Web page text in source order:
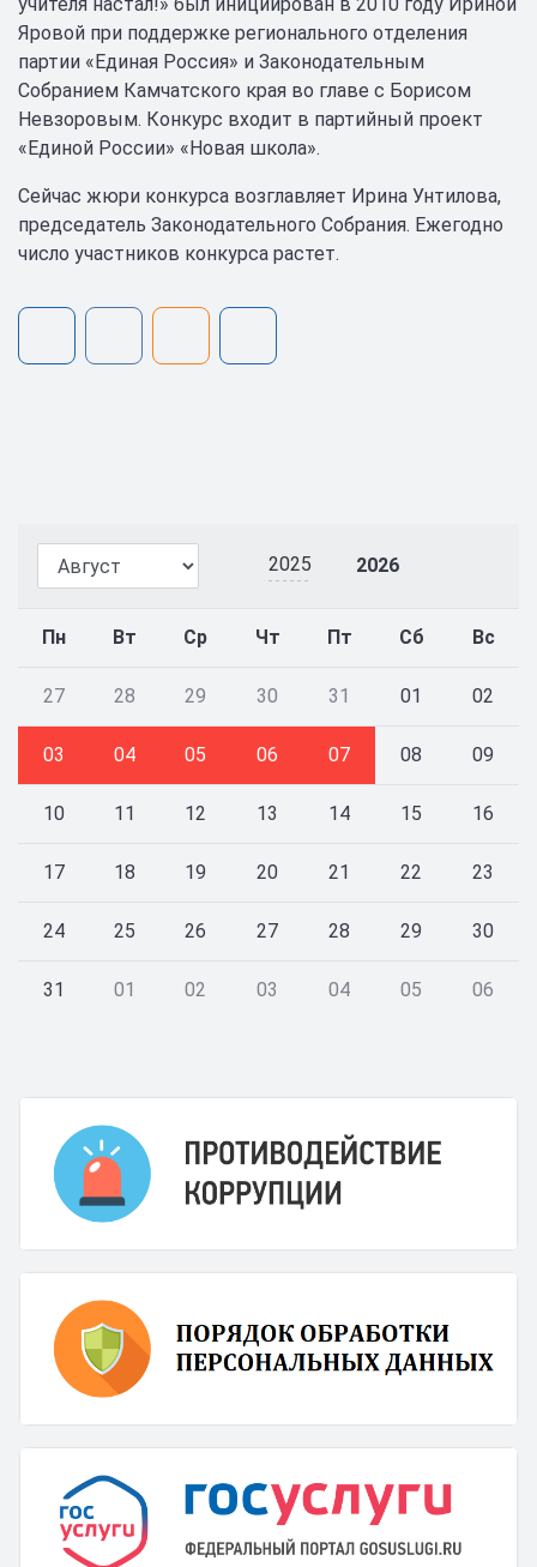
2025 2026
Пн Вт Ср Чт Пт Сб Вс
27 28 29 30 31 01 02
03 04 05 06 07 08 09
10 11 12 13 14 15 16
17 18 19 20 21 22 23
24 25 26 27 28 29 30
31 01 02 03 04 05 06
Яровой при поддержке регионального отделения
партии «Единая Россия» и Законодательным
Собранием Камчатского края во главе с Борисом
Невзоровым. Конкурс входит в партийный проект
«Единой России» «Новая школа».
Сейчас жюри конкурса возглавляет Ирина Унтилова,
председатель Законодательного Собрания. Ежегодно
число участников конкурса растет.